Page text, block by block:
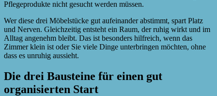
Pflegeprodukte nicht gesucht werden müssen.
Wer diese drei Möbelstücke gut aufeinander abstimmt, spart Platz
und Nerven. Gleichzeitig entsteht ein Raum, der ruhig wirkt und im
Alltag angenehm bleibt. Das ist besonders hilfreich, wenn das
Zimmer klein ist oder Sie viele Dinge unterbringen möchten, ohne
dass es unruhig aussieht.
Die drei Bausteine für einen gut
organisierten Start